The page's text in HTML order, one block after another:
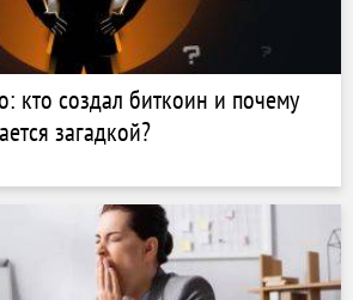
кто создал биткоин и почему
загадкой?